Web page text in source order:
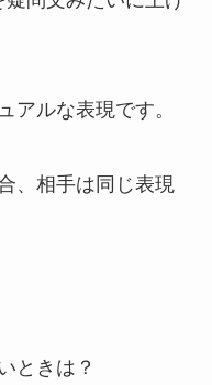
アルな表現です。
、相手は同じ表現
ときは？